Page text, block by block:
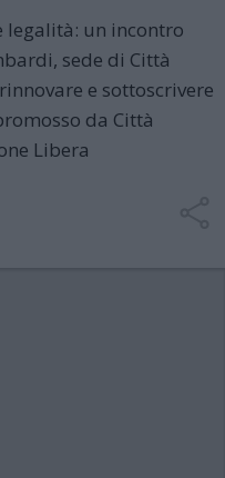
legalità: un incontro
sede di Città
e sottoscrivere
da Città
Libera